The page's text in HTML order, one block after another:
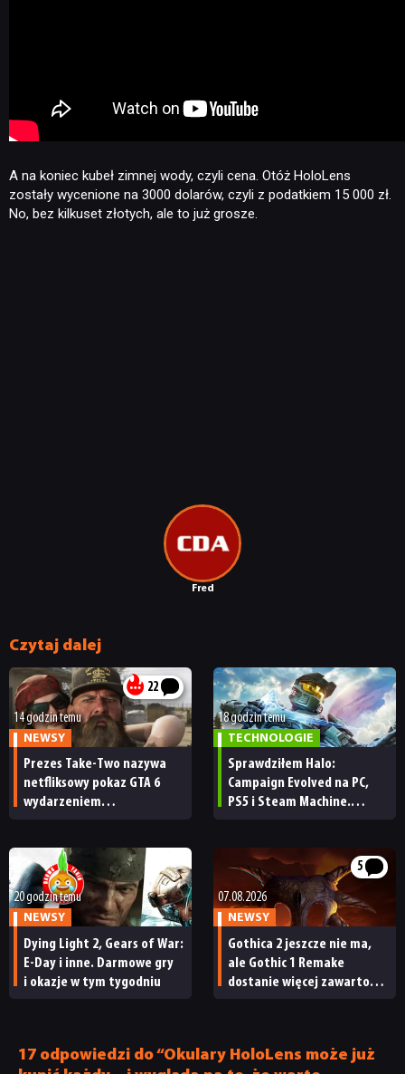
NEWSY
RECENZJE
Fred
A na koniec kubeł zimnej wody, czyli cena. Otóż HoloLens
zostały wycenione na 3000 dolarów, czyli z podatkiem 15 000 zł.
No, bez kilkuset złotych, ale to już grosze.
Czytaj dalej
22
14 godzin temu
NEWSY
Prezes Take-Two nazywa
netfliksowy pokaz GTA 6
wydarzeniem
ma subskrybentów
18 godzin temu
TECHNOLOGIE
Sprawdziłem Halo:
Campaign Evolved na PC,
PS5 i Steam Machine.
[RECENZJA TECHNICZNA]
20 godzin temu
NEWSY
Dying Light 2, Gears of War:
E-Day i inne. Darmowe gry
i okazje w tym tygodniu
5
07.08.2026
NEWSY
Gothica 2 jeszcze nie ma,
ale Gothic 1 Remake
dostanie więcej zawartości.
17 odpowiedzi do “Okulary HoloLens może już